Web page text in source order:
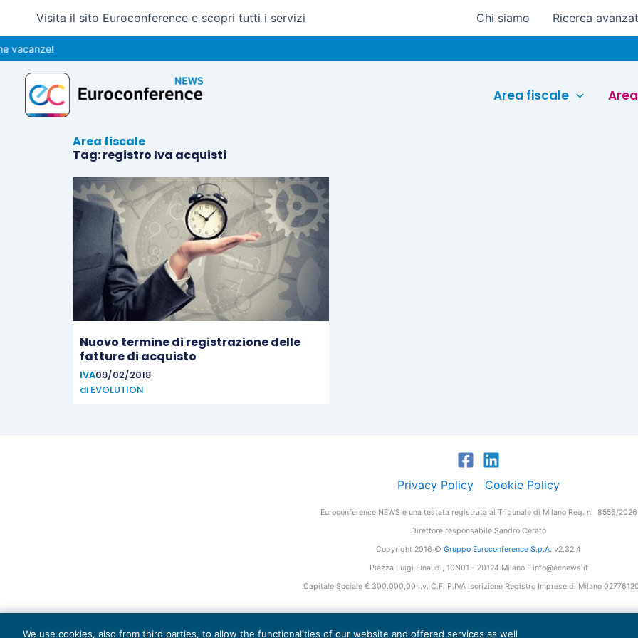
contenuto
Visita il sito Euroconference e scopri tutti i servizi Chi siamo Ricerca
Area fiscale
Area fiscale
Tag: registro Iva acquisti
Nuovo termine di registrazione delle
fatture di acquisto
IVA09/02/2018
di EVOLUTION
Privacy Policy Cookie Policy
Euroconference NEWS è una testata registrata al Tribunale di Milano Reg. n. 8556/2026
Direttore responsabile Sandro Cerato
Copyright 2016 © Gruppo Euroconference S.p.A. v2.32.4
Piazza Luigi Einaudi, 10N01 - 20124 Milano - info@ecnews.it
Capitale Sociale € 300.000,00 i.v. C.F. P.IVA Iscrizione Registro Imprese di Milano
We use cookies, also from third parties, to allow the functionalities of our website and offered services as well